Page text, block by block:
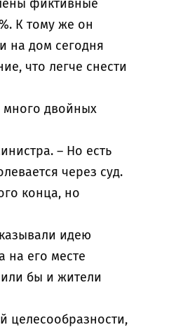
фиктивные
К тому же он
на дом сегодня
что легче снести
много двойных
– Но есть
через суд.
конца, но
идею
на его месте
бы и жители
целесообразности,